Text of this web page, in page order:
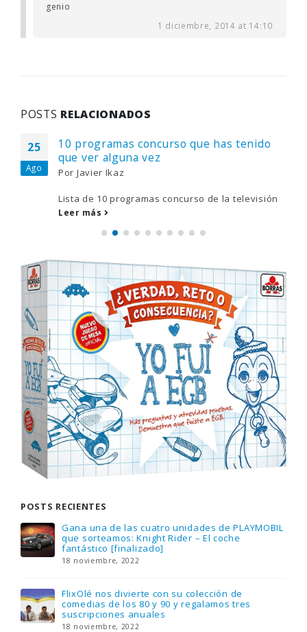
genio
1 diciembre, 2014 at 14:10
POSTS RELACIONADOS
25
Ago
10 programas concurso que has tenido
que ver alguna vez
Por Javier Ikaz
Lista de 10 programas concurso de la televisión
Leer más
POSTS RECIENTES
Gana una de las cuatro unidades de PLAYMOBIL
que sorteamos: Knight Rider – El coche
fantástico [finalizado]
18 noviembre, 2022
FlixOlé nos divierte con su colección de
comedias de los 80 y 90 y regalamos tres
suscripciones anuales
18 noviembre, 2022